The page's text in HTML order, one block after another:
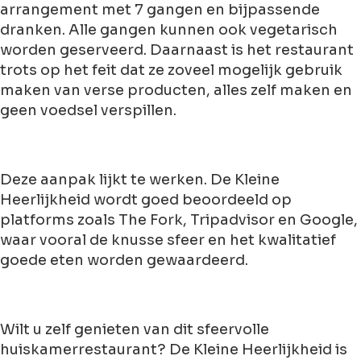
arrangement met 7 gangen en bijpassende
dranken. Alle gangen kunnen ook vegetarisch
worden geserveerd. Daarnaast is het restaurant
trots op het feit dat ze zoveel mogelijk gebruik
maken van verse producten, alles zelf maken en
geen voedsel verspillen.
Deze aanpak lijkt te werken. De Kleine
Heerlijkheid wordt goed beoordeeld op
platforms zoals The Fork, Tripadvisor en Google,
waar vooral de knusse sfeer en het kwalitatief
goede eten worden gewaardeerd.
Wilt u zelf genieten van dit sfeervolle
huiskamerrestaurant? De Kleine Heerlijkheid is